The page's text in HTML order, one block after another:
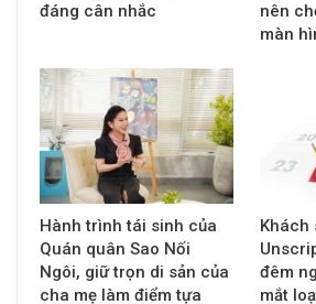
đáng cân nhắc
nên
màn
Hành trình tái sinh của
Quán quân Sao Nối
Ngôi, giữ trọn di sản của
cha mẹ làm điểm tựa
Khách
đêm
mắt